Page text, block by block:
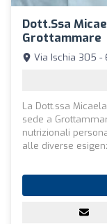
Dott.ssa
Grottammare
Via Ischia 305 -
La Dott.ssa
sede a
nutrizionali
alle diverse